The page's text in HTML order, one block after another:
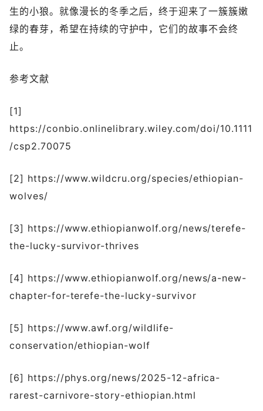
生的小狼。就像漫长的冬季之后，终于迎来了一簇簇嫩
绿的春芽，希望在持续的守护中，它们的故事不会终
止。
参考文献
[1]
https://conbio.onlinelibrary.wiley.com/doi/10.1111
/csp2.70075
[2] https://www.wildcru.org/species/ethiopian-
wolves/
[3] https://www.ethiopianwolf.org/news/terefe-
the-lucky-survivor-thrives
[4] https://www.ethiopianwolf.org/news/a-new-
chapter-for-terefe-the-lucky-survivor
[5] https://www.awf.org/wildlife-
conservation/ethiopian-wolf
[6] https://phys.org/news/2025-12-africa-
rarest-carnivore-story-ethiopian.html